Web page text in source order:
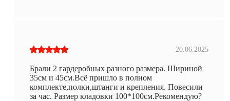
20.06.2025
Брали 2 гардеробных разного размера. Шириной
35см и 45см.Всё пришло в полном
комплекте,полки,штанги и крепления. Повесили
за час. Размер кладовки 100*100см.Рекомендую?